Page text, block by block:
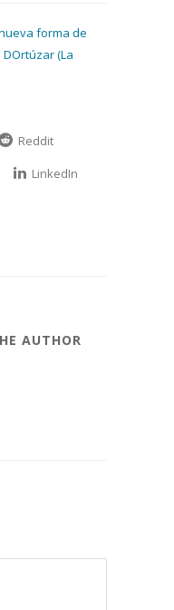
forma de
(La
Reddit
LinkedIn
AUTHOR